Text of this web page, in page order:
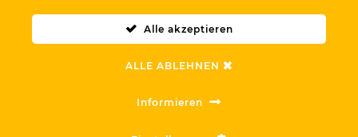
©2026 DigitalMDMA ApS . Alle Rechte vorbehalten.
Alle akzeptieren
ALLE ABLEHNEN
Informieren